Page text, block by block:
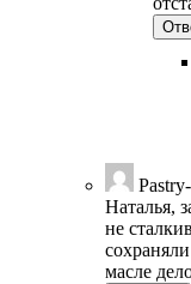
Наталья,
не
масле